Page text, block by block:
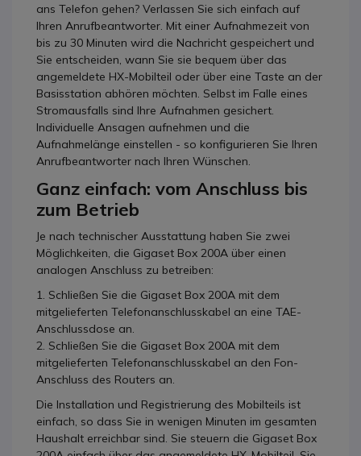
ans Telefon gehen? Verlassen Sie sich einfach auf
Ihren Anrufbeantworter. Mit einer Aufnahmezeit von
bis zu 30 Minuten wird die Nachricht gespeichert und
Sie entscheiden, wann Sie sie bequem über das
angemeldete HX-Mobilteil oder über eine Taste an der
Basisstation abhören möchten. Selbst im Falle eines
Stromausfalls sind Ihre Aufnahmen gesichert.
Individuelle Ansagen aufnehmen und die
Aufnahmelänge einstellen - so konfigurieren Sie Ihren
Anrufbeantworter nach Ihren Wünschen.
Ganz einfach: vom Anschluss bis
zum Betrieb
Je nach technischer Ausstattung haben Sie zwei
Möglichkeiten, die Gigaset Box 200A über einen
analogen Anschluss zu betreiben:
1. Schließen Sie die Gigaset Box 200A mit dem
mitgelieferten Telefonanschlusskabel an eine TAE-
Anschlussdose an.
2. Schließen Sie die Gigaset Box 200A mit dem
mitgelieferten Telefonanschlusskabel an den Fon-
Anschluss des Routers an.
Die Installation und Registrierung des Mobilteils ist
einfach, so dass Sie in wenigen Minuten im gesamten
Haushalt erreichbar sind. Sie steuern die Gigaset Box